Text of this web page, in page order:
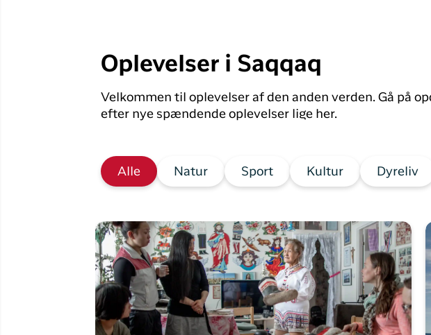
Oplevelser i Saqqaq
Velkommen til oplevelser af den anden verden. Gå på
efter nye spændende oplevelser lige her.
Alle Natur Sport Kultur Dyreliv